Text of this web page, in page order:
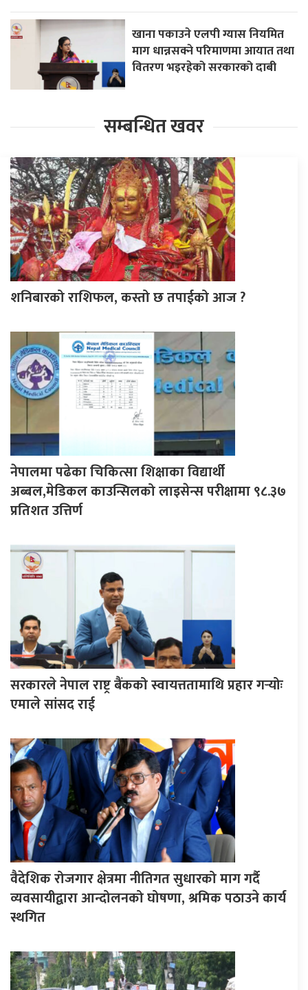
खाना पकाउने एलपी ग्यास नियमित
माग धान्नसक्ने परिमाणमा आयात तथा
वितरण भइरहेको सरकारको दाबी
सम्बन्धित खवर
शनिबारको राशिफल, कस्तो छ तपाईको आज ?
नेपालमा पढेका चिकित्सा शिक्षाका विद्यार्थी
अब्बल,मेडिकल काउन्सिलको लाइसेन्स परीक्षामा ९८.३७
प्रतिशत उत्तिर्ण
सरकारले नेपाल राष्ट्र बैंकको स्वायत्ततामाथि प्रहार गर्‍योः
एमाले सांसद राई
वैदेशिक रोजगार क्षेत्रमा नीतिगत सुधारको माग गर्दै
व्यवसायीद्वारा आन्दोलनको घोषणा, श्रमिक पठाउने कार्य
स्थगित